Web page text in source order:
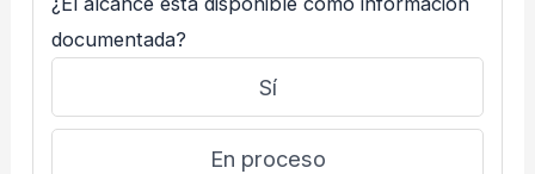
documentada?
Sí
En proceso